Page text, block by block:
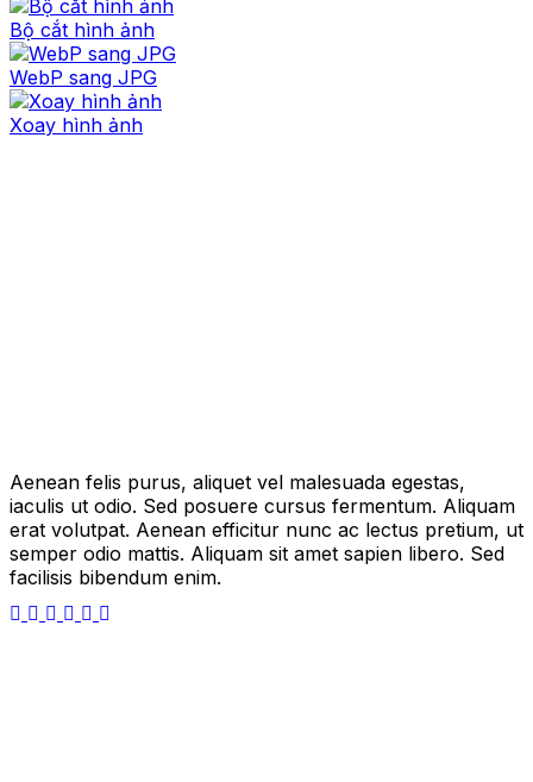
Bộ cắt hình ảnh
WebP sang JPG
Xoay hình ảnh
Aenean felis purus, aliquet vel malesuada egestas,
iaculis ut odio. Sed posuere cursus fermentum. Aliquam
erat volutpat. Aenean efficitur nunc ac lectus pretium, ut
semper odio mattis. Aliquam sit amet sapien libero. Sed
facilisis bibendum enim.